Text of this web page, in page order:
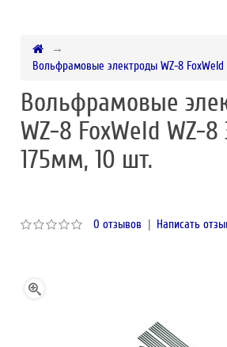
Вольфрамовые электроды WZ-8
Вольфрамовые
WZ-8 FoxWeld WZ-
175мм, 10 шт.
0 отзывов | Написать